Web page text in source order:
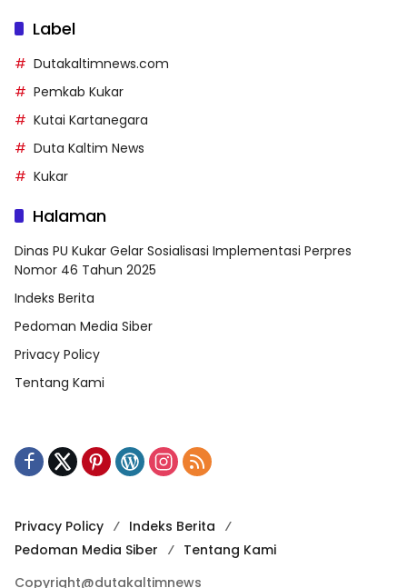
Label
Dutakaltimnews.com
Pemkab Kukar
Kutai Kartanegara
Duta Kaltim News
Kukar
Halaman
Dinas PU Kukar Gelar Sosialisasi Implementasi Perpres
Nomor 46 Tahun 2025
Indeks Berita
Pedoman Media Siber
Privacy Policy
Tentang Kami
Privacy Policy
Indeks Berita
Pedoman Media Siber
Tentang Kami
Copyright@dutakaltimnews